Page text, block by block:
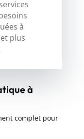
à
plus
à
complet pour